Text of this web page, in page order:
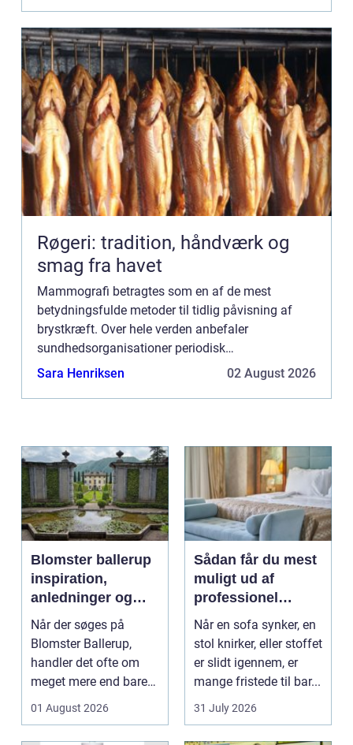
Røgeri: tradition, håndværk og
smag fra havet
Mammografi betragtes som en af de mest
betydningsfulde metoder til tidlig påvisning af
brystkræft. Over hele verden anbefaler
sundhedsorganisationer periodisk
mammografiscreening for kvinder, især over en
Sara Henriksen 02 August 2026
Blomster ballerup
inspiration,
anledninger og
lokale muligheder
Når der søges på
Blomster Ballerup,
handler det ofte om
meget mere end bare
Blomste...
01 August 2026
Sådan får du mest
muligt ud af
professionel
møbelpolstring
Når en sofa synker, en
stol knirker, eller stoffet
er slidt igennem, er
mange fristede til bar...
31 July 2026